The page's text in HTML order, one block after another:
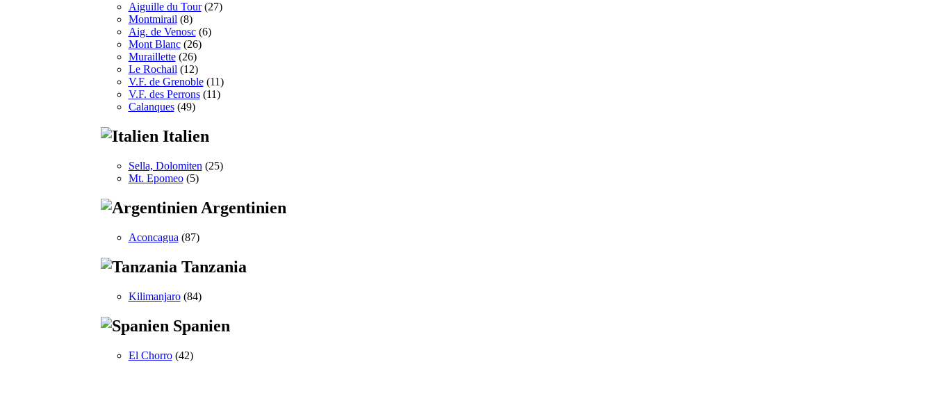
Aiguille du Tour(27)
Montmirail(8)
Aig. de Venosc(6)
Mont Blanc(26)
Muraillette(26)
Le Rochail(12)
V.F. de Grenoble(11)
V.F. des Perrons(11)
Calanques(49)
Italien
Sella, Dolomiten (25)
Mt. Epomeo(5)
Argentinien
Aconcagua (87)
Tanzania
Kilimanjaro(84)
Spanien
El Chorro(42)